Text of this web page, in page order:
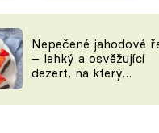
a triky
JÍDLEM
Nepečené jahodové
– lehký a osvěžující
dezert, na který